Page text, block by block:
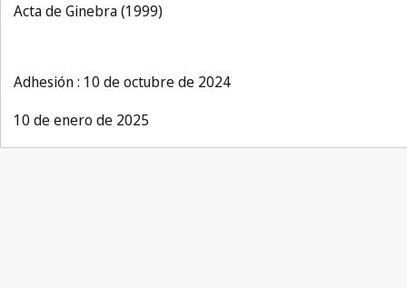
Acta de Ginebra (1999)
Adhesión : 10 de octubre de 2024
10 de enero de 2025